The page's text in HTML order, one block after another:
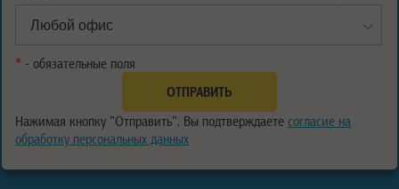
* - обязательные поля
Нажимая кнопку "Отправить", Вы подтверждаете согласие на
обработку персональных данных